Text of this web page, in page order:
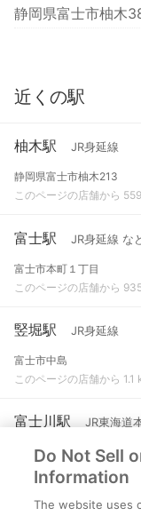
静岡県富士市柚木
近くの駅
柚木駅 JR身延線
静岡県富士市柚木213
このページの店舗から
富士駅 JR身延線 な
富士市本町１丁目
このページの店舗から
竪堀駅 JR身延線
富士市中島
このページの店舗から 1.1
富士川駅 JR東海道
静岡県富士市中之郷
このページの店舗から 3.1
Do Not Sell
Information
The website uses